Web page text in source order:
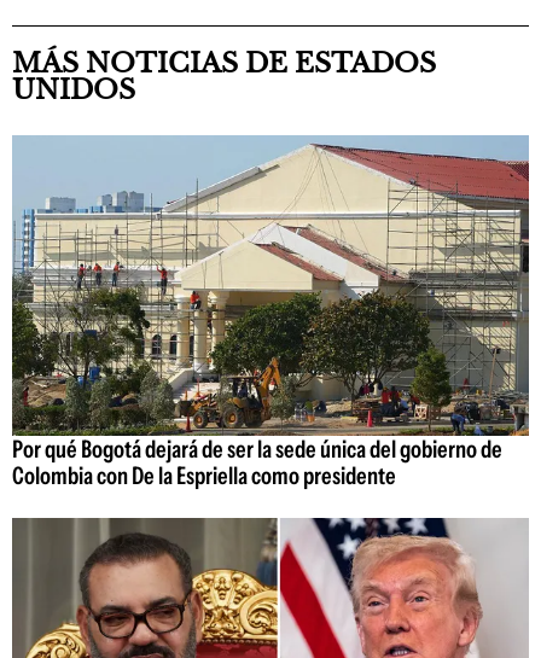
MÁS NOTICIAS DE ESTADOS
UNIDOS
Por qué Bogotá dejará de ser la sede única del gobierno de
Colombia con De la Espriella como presidente